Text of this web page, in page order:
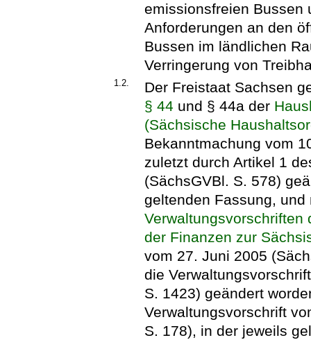
emissionsfreien Bussen
Anforderungen an den
Bussen im ländlichen
Verringerung von
1.2.
Der Freistaat Sachsen
§ 44 und § 44a der
(Sächsische
Bekanntmachung vom
zuletzt durch Artikel 1
(SächsGVBl. S. 578)
geltenden Fassung,
der Finanzen zur
vom 27. Juni 2005
die
S. 1423) geändert
Verwaltungsvorschrift
S. 178), in der jeweils